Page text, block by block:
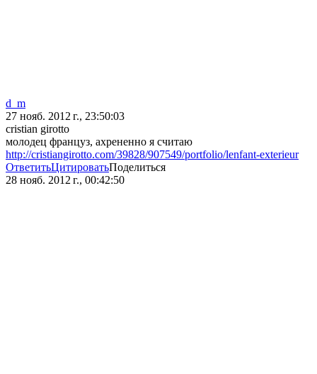
d_m
27 нояб. 2012 г., 23:50:03
cristian girotto
молодец француз, ахрененно я считаю
http://cristiangirotto.com/39828/907549/portfolio/lenfant-exterieur
ОтветитьЦитироватьПоделиться
28 нояб. 2012 г., 00:42:50